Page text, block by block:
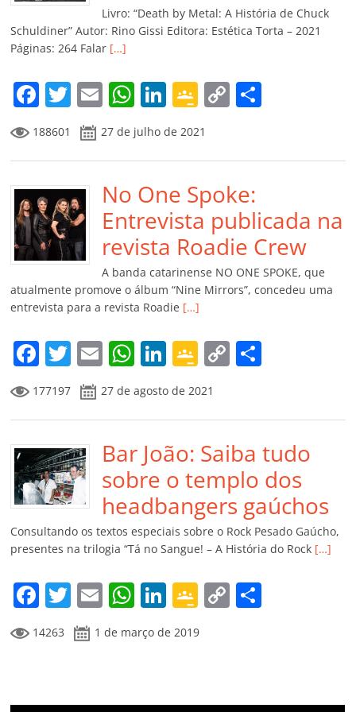
k ss
ro
m
ar
Livro: “Death by Metal: A História de Chuck
Schuldiner” Autor: Rino Gissi Editora: Estética Torta – 2021
Páginas: 264 Falar […]
F
a
c
e
b
o
o
k
T
w
itt
er
E
m
ai
l
W
h
at
s
A
p
p
Li
n
k
e
dI
n
G
o
o
gl
e
Cl
a
ss
ro
o
m
C
y
Li
n
k
p
til
h
ar
188601 27 de julho de 2021
No One Spoke:
Entrevista publicada na
revista Roadie Crew
A banda catarinense NO ONE SPOKE, que
atualmente promove o álbum “Nine Mirrors”, concedeu uma
entrevista para a revista Roadie […]
F
a
c
e
b
o
o
k
T
w
itt
er
E
m
ai
l
W
at
s
A
p
p
Li
n
k
e
dI
n
G
o
o
gl
e
Cl
a
ss
ro
o
m
C
y
Li
n
k
p
ar
til
h
ar
177197 27 de agosto de 2021
Bar João: Saiba tudo
sobre o templo dos
headbangers gaúchos
Consultando os textos especiais sobre o Rock Pesado Gaúcho,
presentes na trilogia “Tá no Sangue! – A História do Rock […]
F
a
c
b
T
w
itt
E
m
ai
W
at
A
Li
n
k
dI
G
o
o
e
C
Li ar
14263 1 de março de 2019